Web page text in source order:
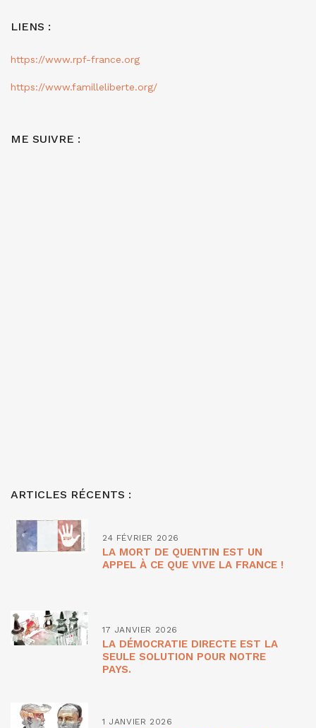
LIENS :
https://www.rpf-france.org
https://www.familleliberte.org/
ME SUIVRE :
ARTICLES RÉCENTS :
24 FÉVRIER 2026
LA MORT DE QUENTIN EST UN
APPEL À CE QUE VIVE LA FRANCE !
17 JANVIER 2026
LA DÉMOCRATIE DIRECTE EST LA
SEULE SOLUTION POUR NOTRE
PAYS.
1 JANVIER 2026